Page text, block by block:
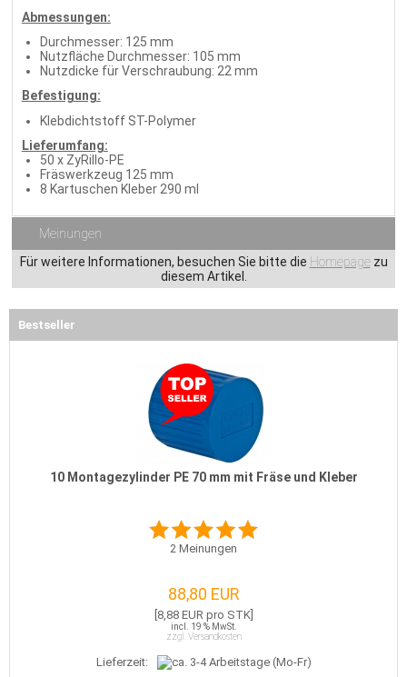
Abmessungen:
Durchmesser: 125 mm
Nutzfläche Durchmesser: 105 mm
Nutzdicke für Verschraubung: 22 mm
Befestigung:
Klebdichtstoff ST-Polymer
Lieferumfang:
50 x ZyRillo-PE
Fräswerkzeug 125 mm
8 Kartuschen Kleber 290 ml
Meinungen
Für weitere Informationen, besuchen Sie bitte die Homepagezu
diesem Artikel.
Bestseller
10 Montagezylinder PE 70 mm mit Fräse und Kleber
2 Meinungen
88,80 EUR
[8,88 EUR pro STK]
incl. 19 % MwSt.
zzgl. Versandkosten
Lieferzeit: